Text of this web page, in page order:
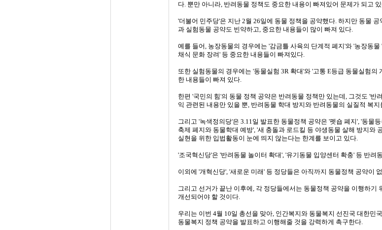
다. 뿐만 아니라, 반려동물 정책도 중요한 내용이 빠져있어 문제가 되고
'더불어 민주당'은 지난 2월 26일에 동물 정책을 공약했다. 하지만 동물
과 실험동물 공약도 빈약하고, 중요한 내용들이 많이 빠져 있다.
예를 들어, 농장동물의 경우에는 '감금틀 사육의 단계적 폐지'와 '농장동
채식 문화 장려' 등 중요한 내용들이 빠져있다.
또한 실험동물의 경우에는 '동물실험 3R 확대'와 '고통 E등급 동물실험의
한 내용들이 빠져 있다.
한편 '국민의 힘'의 동물 정책 공약은 반려동물 정책만 있는데, 그것도 '반
익 관련된 내용만 있을 뿐, 반려동물 학대 방지와 반려동물의 실질적 복
그리고 '녹색정의당'은 3.11일 발표한 동물정책 공약은 '펫숍 폐지', '동물
축제 폐지와 동물학대 예방', '새 충돌과 로드킬 등 야생동물 살해 방지와
실현을 위한 입법활동이 눈에 띄지 않는다는 한계를 보이고 있다.
'조국혁신당'은 '반려동물 놀이터 확대', '유기동물 입양센터 확충' 등 반려
이외에 '개혁신당', '새로운 미래' 등 정당들은 아직까지 동물정책 공약이
그리고 선거가 끝난 이후에, 각 정당들에서는 동물정책 공약을 이행하기
개선되어야 할 것이다.
우리는 이번 4월 10일 총선을 맞아, 인간복지와 동물복지 선진국 대한민
동물복지 정책 공약을 발표하고 이행해줄 것을 강력하게 촉구한다.